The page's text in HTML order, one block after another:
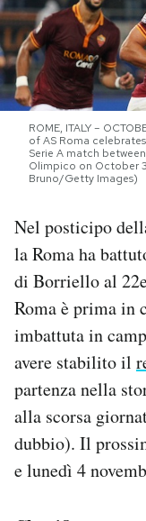
PODCAST
NEWSLETTER
I MIEI PREFERITI
SHOP
CALENDARIO
AREA
Area Personale
Newsletter
Notifiche
Regala il Post
Hai bisogno di
Esci
ROME, ITALY –
of AS Roma
Serie A match
Olimpico on October
Bruno/Getty Images)
Nel posticipo
la Roma ha
di Borriello al
Roma è prima in
imbattuta in
avere stabilito il
partenza nella
alla scorsa
dubbio). Il
e lunedì 4